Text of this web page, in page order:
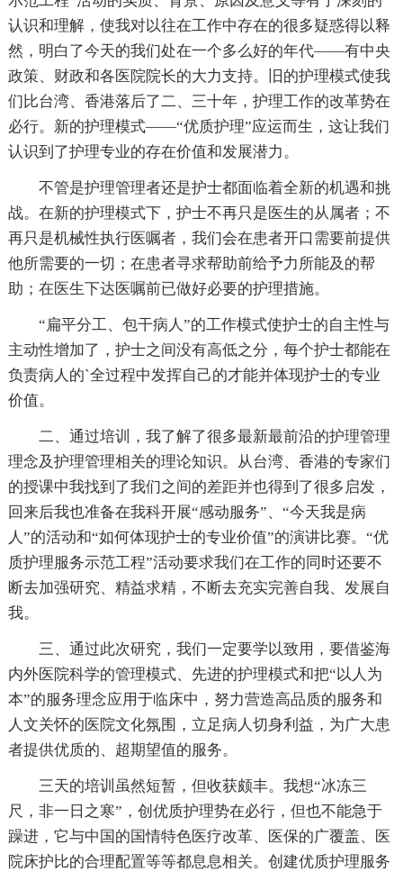
认识和理解，使我对以往在工作中存在的很多疑惑得以释
然，明白了今天的我们处在一个多么好的年代——有中央
政策、财政和各医院院长的大力支持。旧的护理模式使我
们比台湾、香港落后了二、三十年，护理工作的改革势在
必行。新的护理模式——“优质护理”应运而生，这让我们
认识到了护理专业的存在价值和发展潜力。
不管是护理管理者还是护士都面临着全新的机遇和挑
战。在新的护理模式下，护士不再只是医生的从属者；不
再只是机械性执行医嘱者，我们会在患者开口需要前提供
他所需要的一切；在患者寻求帮助前给予力所能及的帮
助；在医生下达医嘱前已做好必要的护理措施。
“扁平分工、包干病人”的工作模式使护士的自主性与
主动性增加了，护士之间没有高低之分，每个护士都能在
负责病人的`全过程中发挥自己的才能并体现护士的专业
价值。
二、通过培训，我了解了很多最新最前沿的护理管理
理念及护理管理相关的理论知识。从台湾、香港的专家们
的授课中我找到了我们之间的差距并也得到了很多启发，
回来后我也准备在我科开展“感动服务”、“今天我是病
人”的活动和“如何体现护士的专业价值”的演讲比赛。“优
质护理服务示范工程”活动要求我们在工作的同时还要不
断去加强研究、精益求精，不断去充实完善自我、发展自
我。
三、通过此次研究，我们一定要学以致用，要借鉴海
内外医院科学的管理模式、先进的护理模式和把“以人为
本”的服务理念应用于临床中，努力营造高品质的服务和
人文关怀的医院文化氛围，立足病人切身利益，为广大患
者提供优质的、超期望值的服务。
三天的培训虽然短暂，但收获颇丰。我想“冰冻三
尺，非一日之寒”，创优质护理势在必行，但也不能急于
躁进，它与中国的国情特色医疗改革、医保的广覆盖、医
院床护比的合理配置等等都息息相关。创建优质护理服务